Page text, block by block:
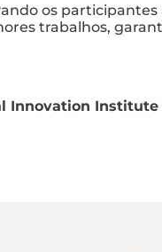
os
trabalhos,
Institute